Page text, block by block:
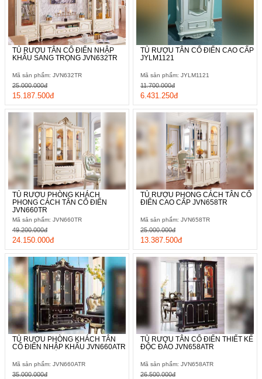
TỦ RƯỢU TÂN CỔ ĐIỂN NHẬP
KHẨU SANG TRỌNG JVN632TR
Mã sản phẩm: JVN632TR
15.187.500đ
25.000.000đ
TỦ RƯỢU TÂN CỔ ĐIỂN CAO CẤP
JYLM1121
Mã sản phẩm: JYLM1121
6.431.250đ
11.700.000đ
TỦ RƯỢU PHÒNG KHÁCH
PHONG CÁCH TÂN CỔ ĐIỂN
JVN660TR
Mã sản phẩm: JVN660TR
24.150.000đ
49.200.000đ
TỦ RƯỢU PHONG CÁCH TÂN CỔ
ĐIỂN CAO CẤP JVN658TR
Mã sản phẩm: JVN658TR
13.387.500đ
25.000.000đ
TỦ RƯỢU PHÒNG KHÁCH TÂN
CỔ ĐIỂN NHẬP KHẨU JVN660ATR
Mã sản phẩm: JVN660ATR
35.000.000đ
TỦ RƯỢU TÂN CỔ ĐIỂN THIẾT KẾ
ĐỘC ĐÁO JVN658ATR
Mã sản phẩm: JVN658ATR
26.500.000đ